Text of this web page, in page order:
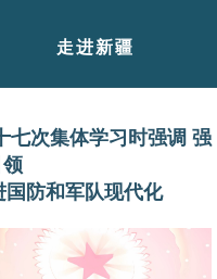
走进新疆
七次集体学习时强调 强
防和军队现代化